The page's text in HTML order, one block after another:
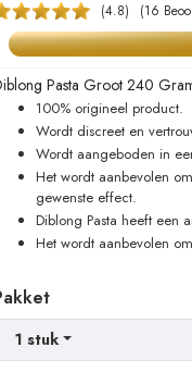
(4.8)
(16
Pasta Groot 240
100% origineel product.
Wordt discreet en
Wordt aangeboden in
Het wordt aanbevolen
gewenste effect.
Diblong Pasta heeft
Het wordt aanbevolen
1 stuk